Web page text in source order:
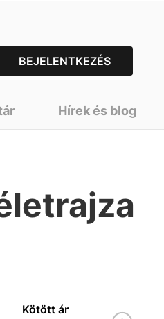
BEJELENTKEZÉS
Hírek és blog
Kötött ár